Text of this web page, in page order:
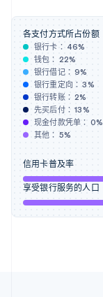
各支付方式所占份额
银行卡： 46%
钱包： 22%
银行借记：9%
银行重定向：3%
银行转账：2%
先买后付：13%
现金付款凭单： 0%
其他： 5%
信用卡普及率
享受银行服务的人口
捷克
English
克罗地亚
EnglishItaliano
拉脱维亚
English
立陶宛
English
列支敦士登
卢森堡
罗马尼亚
English
马尔他